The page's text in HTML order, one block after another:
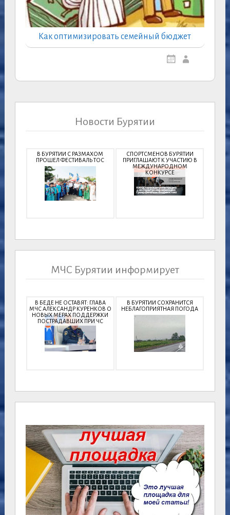
Как оптимизировать семейный бюджет
Новости Бурятии
В БУРЯТИИ С РАЗМАХОМ
ПРОШЕЛ ФЕСТИВАЛЬ ТОС
СПОРТСМЕНОВ БУРЯТИИ
ПРИГЛАШАЮТ К УЧАСТИЮ В
МЕЖДУНАРОДНОМ
КОНКУРСЕ
МЧС Бурятии информирует
В БЕДЕ НЕ ОСТАВЯТ: ГЛАВА
МЧС АЛЕКСАНДР КУРЕНКОВ О
НОВЫХ МЕРАХ ПОДДЕРЖКИ
ПОСТРАДАВШИХ ПРИ ЧС
В БУРЯТИИ СОХРАНИТСЯ
НЕБЛАГОПРИЯТНАЯ ПОГОДА